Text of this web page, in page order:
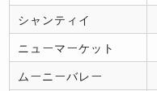
シャンティイ
ニューマーケット
ムーニーバレー